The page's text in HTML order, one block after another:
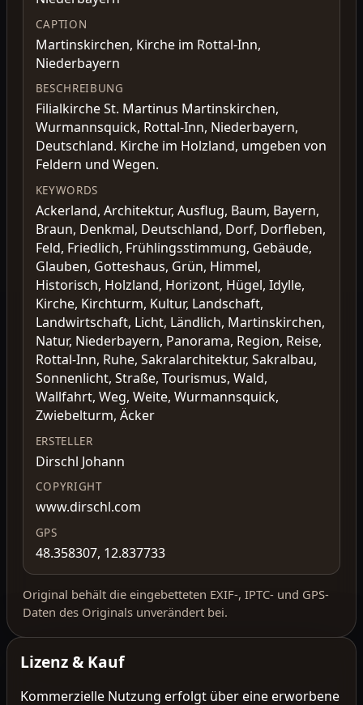
CAPTION
Martinskirchen, Kirche im Rottal-Inn,
Niederbayern
BESCHREIBUNG
Filialkirche St. Martinus Martinskirchen,
Wurmannsquick, Rottal-Inn, Niederbayern,
Deutschland. Kirche im Holzland, umgeben von
Feldern und Wegen.
KEYWORDS
Ackerland, Architektur, Ausflug, Baum, Bayern,
Braun, Denkmal, Deutschland, Dorf, Dorfleben,
Feld, Friedlich, Frühlingsstimmung, Gebäude,
Glauben, Gotteshaus, Grün, Himmel,
Historisch, Holzland, Horizont, Hügel, Idylle,
Kirche, Kirchturm, Kultur, Landschaft,
Landwirtschaft, Licht, Ländlich, Martinskirchen,
Natur, Niederbayern, Panorama, Region, Reise,
Rottal-Inn, Ruhe, Sakralarchitektur, Sakralbau,
Sonnenlicht, Straße, Tourismus, Wald,
Wallfahrt, Weg, Weite, Wurmannsquick,
Zwiebelturm, Äcker
ERSTELLER
Dirschl Johann
COPYRIGHT
www.dirschl.com
GPS
48.358307, 12.837733
Original behält die eingebetteten EXIF-, IPTC- und GPS-
Daten des Originals unverändert bei.
Lizenz & Kauf
Kommerzielle Nutzung erfolgt über eine erworbene